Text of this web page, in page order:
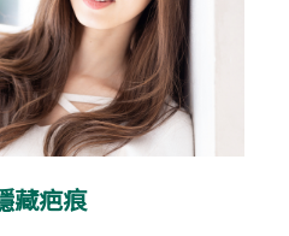
藏疤痕